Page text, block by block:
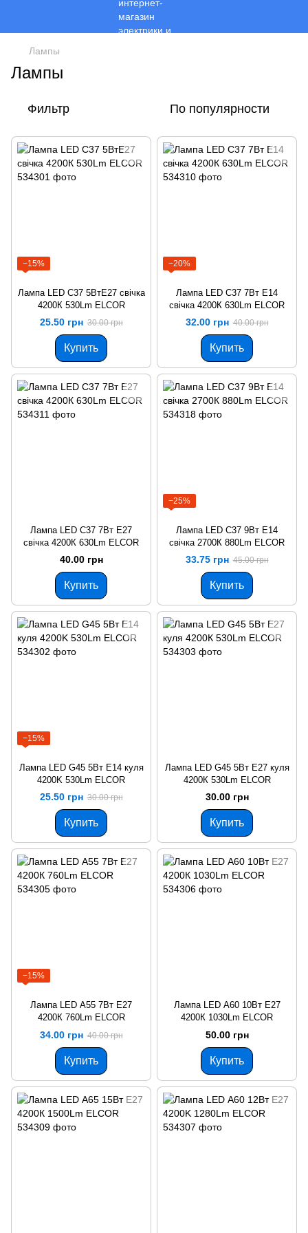
Лампы
Лампы
Фильтр По популярности
−15%
Лампа LED C37 5ВтЕ27 свічка
4200К 530Lm ELCOR
25.50 грн 30.00 грн
Купить
−20%
Лампа LED C37 7Вт Е14
свічка 4200К 630Lm ELCOR
32.00 грн 40.00 грн
Купить
Лампа LED C37 7Вт Е27
свічка 4200К 630Lm ELCOR
40.00 грн
Купить
−25%
Лампа LED C37 9Вт Е14
свічка 2700К 880Lm ELCOR
33.75 грн 45.00 грн
Купить
−15%
Лампа LED G45 5Вт Е14 куля
4200K 530Lm ELCOR
25.50 грн 30.00 грн
Купить
Лампа LED G45 5Вт Е27 куля
4200К 530Lm ELCOR
30.00 грн
Купить
−15%
Лампа LED А55 7Вт Е27
4200К 760Lm ELCOR
34.00 грн 40.00 грн
Купить
Лампа LED А60 10Вт Е27
4200К 1030Lm ELCOR
50.00 грн
Купить